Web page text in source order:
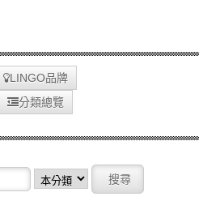
LINGO品牌
分類總覽